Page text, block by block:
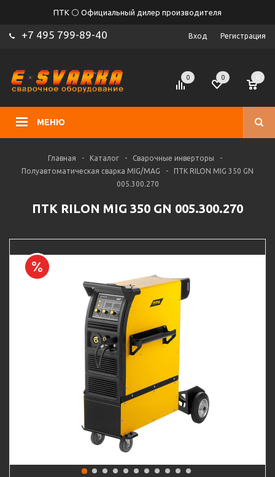
ПТК ⚪ Официальный дилер производителя
+7 495 799-89-40 Вход Регистрация
МЕНЮ
0 0
Главная - Каталог - Сварочные инверторы
-
Полуавтоматическая сварка MIG/MAG
-
ПТК RILON MIG 350 GN
005.300.270
ПТК RILON MIG 350 GN 005.300.270